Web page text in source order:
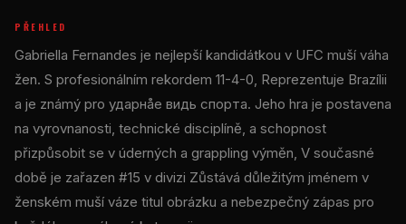
PŘEHLED
Gabriella Fernandes je nejlepší kandidátkou v UFC muší váha
žen. S profesionálním rekordem 11-4-0, Reprezentuje Brazílii
a je známý pro ударнåе видь спорта. Jeho hra je postavena
na vyrovnanosti, technické disciplíně, a schopnost
přizpůsobit se v úderných a grappling výměn, V současné
době je zařazen #15 v divizi Zůstává důležitým jménem v
ženském muší váze titul obrázku a nebezpečný zápas pro